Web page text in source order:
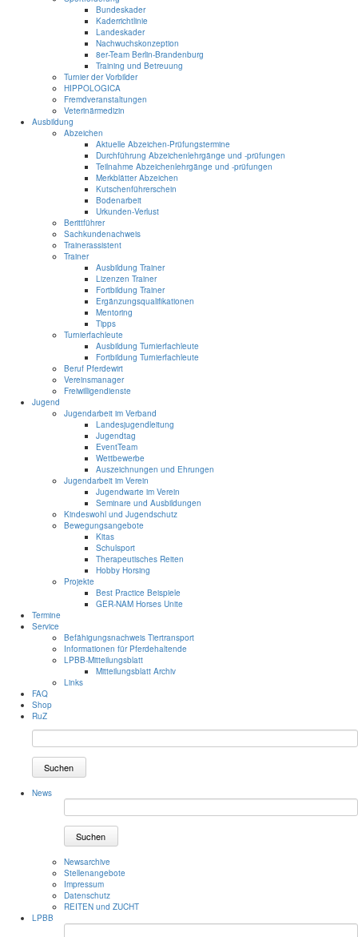
Bundeskader
Kaderrichtlinie
Landeskader
Nachwuchskonzeption
8er-Team Berlin-Brandenburg
Training und Betreuung
Turnier der Vorbilder
HIPPOLOGICA
Fremdveranstaltungen
Veterinärmedizin
Ausbildung
Abzeichen
Aktuelle Abzeichen-Prüfungstermine
Durchführung Abzeichenlehrgänge und -prüfungen
Teilnahme Abzeichenlehrgänge und -prüfungen
Merkblätter Abzeichen
Kutschenführerschein
Bodenarbeit
Urkunden-Verlust
Berittführer
Sachkundenachweis
Trainerassistent
Trainer
Ausbildung Trainer
Lizenzen Trainer
Fortbildung Trainer
Ergänzungsqualifikationen
Mentoring
Tipps
Turnierfachleute
Ausbildung Turnierfachleute
Fortbildung Turnierfachleute
Beruf Pferdewirt
Vereinsmanager
Freiwilligendienste
Jugend
Jugendarbeit im Verband
Landesjugendleitung
Jugendtag
EventTeam
Wettbewerbe
Auszeichnungen und Ehrungen
Jugendarbeit im Verein
Jugendwarte im Verein
Seminare und Ausbildungen
Kindeswohl und Jugendschutz
Bewegungsangebote
Kitas
Schulsport
Therapeutisches Reiten
Hobby Horsing
Projekte
Best Practice Beispiele
GER-NAM Horses Unite
Termine
Service
Befähigungsnachweis Tiertransport
Informationen für Pferdehaltende
LPBB-Mitteilungsblatt
Mitteilungsblatt Archiv
Links
FAQ
Shop
RuZ
Suchen
News
Suchen
Newsarchive
Stellenangebote
Impressum
Datenschutz
REITEN und ZUCHT
LPBB